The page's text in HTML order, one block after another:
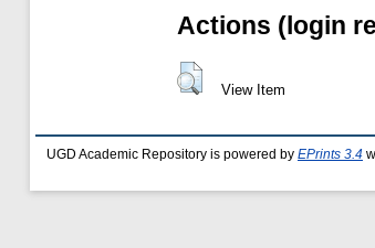
Actions (login
View Item
UGD Academic Repository is powered by EPrints 3.4